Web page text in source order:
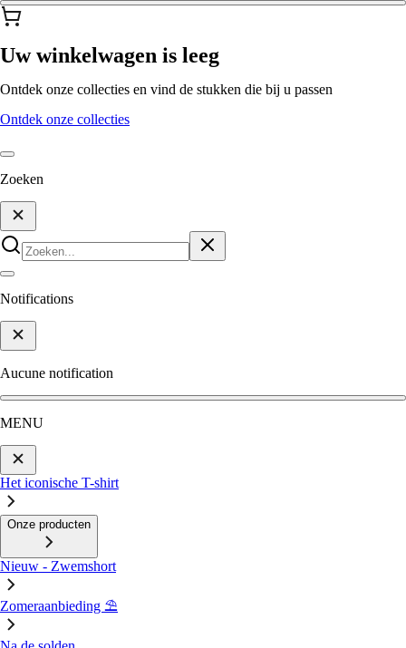
Uw winkelwagen is leeg
Ontdek onze collecties en vind de stukken die bij u passen
Ontdek onze collecties
Zoeken
Notifications
Aucune notification
MENU
Het iconische T-shirt
Onze producten
Nieuw - Zwemshort
Zomeraanbieding ⛱️